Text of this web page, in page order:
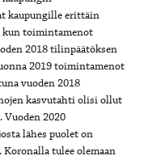
kaupungille erittäin
kun toimintamenot
2018 tilinpäätöksen
2019 toimintamenot
vuoden 2018
kasvutahti olisi ollut
2020
lähes puolet on
Koronalla tulee olemaan